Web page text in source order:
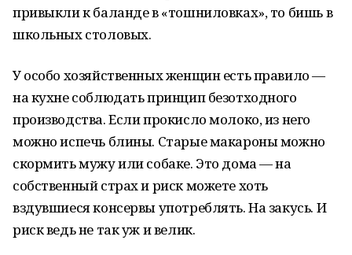
привыкли к баланде в «тошниловках», то бишь в
школьных столовых.
У особо хозяйственных женщин есть правило —
на кухне соблюдать принцип безотходного
производства. Если прокисло молоко, из него
можно испечь блины. Старые макароны можно
скормить мужу или собаке. Это дома — на
собственный страх и риск можете хоть
вздувшиеся консервы употреблять. На закусь. И
риск ведь не так уж и велик.